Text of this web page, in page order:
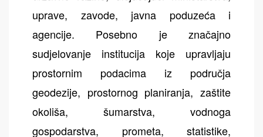
uprave, zavode, javna poduzeća i
agencije. Posebno je značajno
sudjelovanje institucija koje upravljaju
prostornim podacima iz područja
geodezije, prostornog planiranja, zaštite
okoliša, šumarstva, vodnoga
gospodarstva, prometa, statistike,